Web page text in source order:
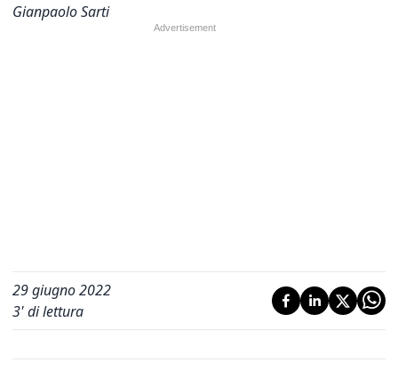
Gianpaolo Sarti
29 giugno 2022
3' di lettura